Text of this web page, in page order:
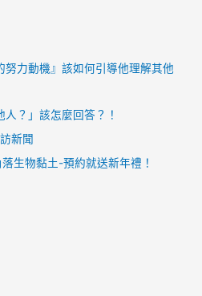
努力動機』該如何引導他理解其他
？」該怎麼回答？！
新聞
落生物黏土-預約就送新年禮！